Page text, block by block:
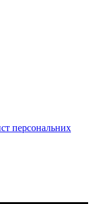
персональних